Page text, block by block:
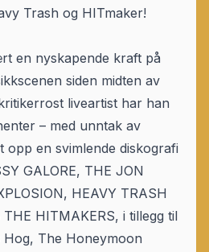
Trash og HITmaker!
en nyskapende kraft på
siden midten av
liveartist har han
– med unntak av
opp en svimlende diskografi
GALORE, THE JON
HEAVY TRASH
HITMAKERS, i tillegg til
The Honeymoon